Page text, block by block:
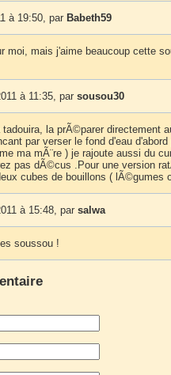
à 19:50, par Babeth59
moi, mais j'aime beaucoup cette
à 11:35, par sousou30
la prÃ©parer directement
par verser le fond d'eau
ma mÃ¨re ) je rajoute aussi du
pas dÃ©cus .Pour une version
cubes de bouillons ( lÃ©gumes
à 15:48, par salwa
soussou !